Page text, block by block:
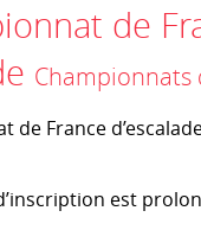
de
Championnats
de France
est